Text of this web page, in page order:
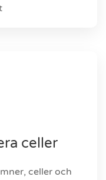
celler
celler och